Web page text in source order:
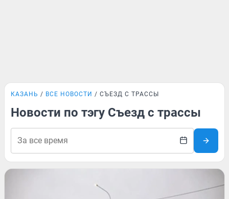
КАЗАНЬ ВСЕ НОВОСТИ СЪЕЗД С ТРАССЫ
Новости по тэгу Съезд с трассы